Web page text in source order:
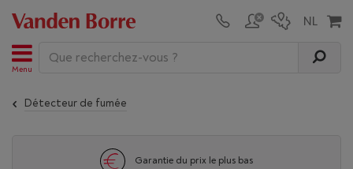
Menu
Détecteur de fumée
Garantie du prix le plus bas